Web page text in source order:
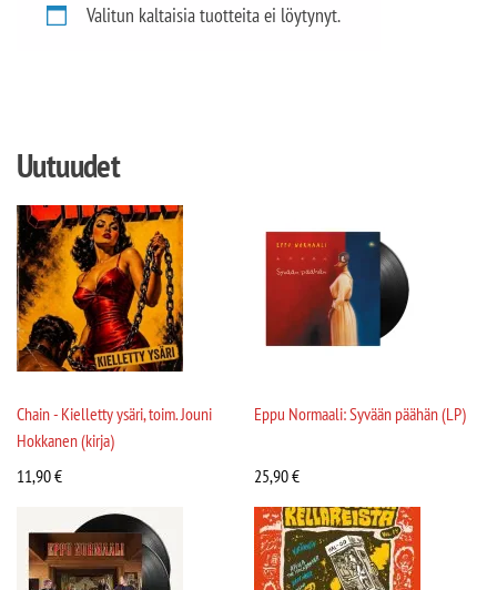
Valitun kaltaisia tuotteita ei löytynyt.
Uutuudet
Chain - Kielletty ysäri, toim. Jouni
Hokkanen (kirja)
11,90€
Eppu Normaali: Syvään päähän (LP)
25,90€